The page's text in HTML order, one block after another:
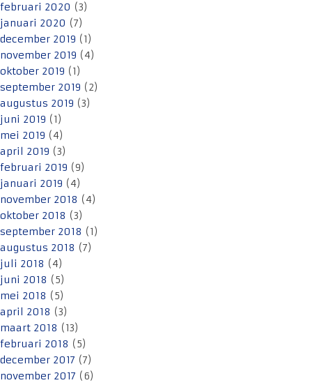
februari 2020 (3)
januari 2020 (7)
december 2019 (1)
november 2019 (4)
oktober 2019 (1)
september 2019 (2)
augustus 2019 (3)
juni 2019 (1)
mei 2019 (4)
april 2019 (3)
februari 2019 (9)
januari 2019 (4)
november 2018 (4)
oktober 2018 (3)
september 2018 (1)
augustus 2018 (7)
juli 2018 (4)
juni 2018 (5)
mei 2018 (5)
april 2018 (3)
maart 2018 (13)
februari 2018 (5)
december 2017 (7)
november 2017 (6)